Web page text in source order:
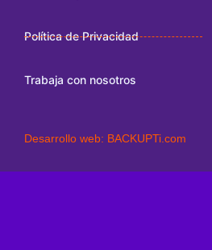
Política de Privacidad
Trabaja con nosotros
Desarrollo web: BACKUPTi.com